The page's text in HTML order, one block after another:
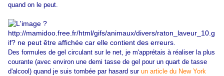
quand on le peut.
Des formules de gel circulant sur le net, je m'apprétais à réaliser la plus
courante (avec environ une demi tasse de gel pour un quart de tasse
d'alcool) quand je suis tombée par hasard sur un article du New York